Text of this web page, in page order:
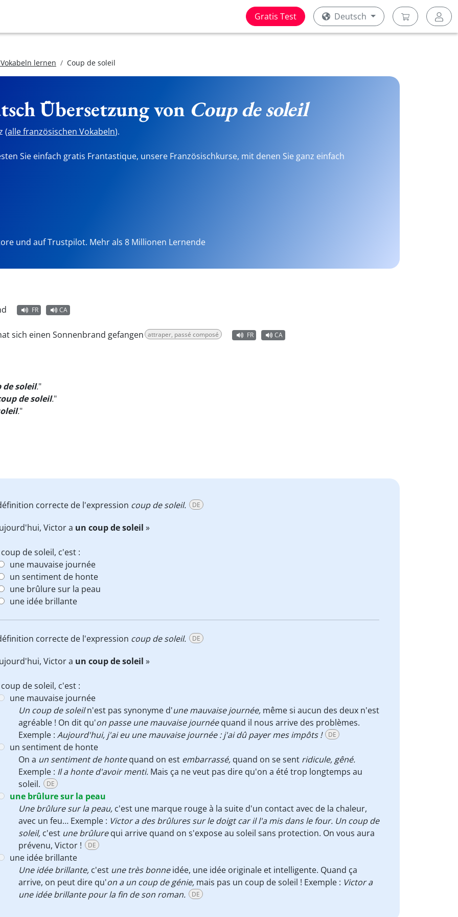
Gratis Test Deutsch
lernen Coup de soleil
Übersetzung von Coup de soleil
(alle französischen Vokabeln).
Sie einfach gratis Frantastique, unsere Französischkurse, mit denen Sie ganz einfach
und auf Trustpilot. Mehr als 8 Millionen Lernende
FR CA
sich einen Sonnenbrand gefangen attraper, passé composé FR CA
soleil."
de soleil."
."
correcte de l'expression coup de soleil. DE
Victor a un coup de soleil »
de soleil, c'est :
une mauvaise journée
un sentiment de honte
une brûlure sur la peau
une idée brillante
correcte de l'expression coup de soleil. DE
Victor a un coup de soleil »
de soleil, c'est :
une mauvaise journée
Un coup de soleiln'est pas synonyme d'une mauvaise journée, même si aucun des deux n'est
agréable ! On dit qu'on passe une mauvaise journéequand il nous arrive des problèmes.
Exemple : Aujourd'hui, j'ai eu une mauvaise journée : j'ai dû payer mes impôts ! DE
un sentiment de honte
On a un sentiment de hontequand on est embarrassé, quand on se sent ridicule, gêné.
Exemple : Il a honte d'avoir menti. Mais ça ne veut pas dire qu'on a été trop longtemps au
soleil.
DE
une brûlure sur la peau
Une brûlure sur la peau, c'est une marque rouge à la suite d'un contact avec de la chaleur,
avec un feu… Exemple : Victor a des brûlures sur le doigt car il l'a mis dans le four. Un coup de
soleil, c'est une brûlurequi arrive quand on s'expose au soleil sans protection. On vous aura
prévenu, Victor !
DE
une idée brillante
Une idée brillante, c'est une très bonneidée, une idée originale et intelligente. Quand ça
arrive, on peut dire qu'on a un coup de génie, mais pas un coup de soleil ! Exemple : Victor a
une idée brillante pour la fin de son roman.
DE